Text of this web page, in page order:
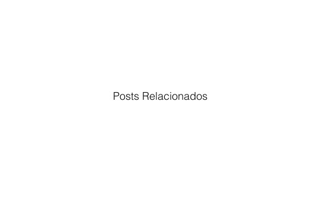
Posts Relacionados